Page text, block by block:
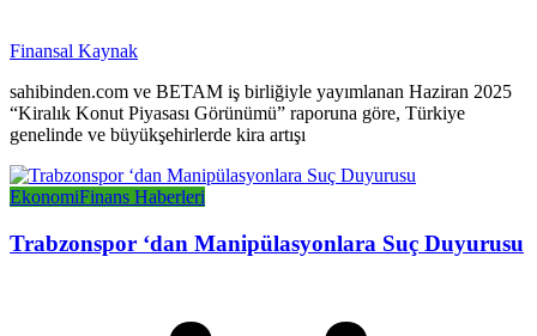
Finansal Kaynak
sahibinden.com ve BETAM iş birliğiyle yayımlanan Haziran 2025
“Kiralık Konut Piyasası Görünümü” raporuna göre, Türkiye
genelinde ve büyükşehirlerde kira artışı
EkonomiFinans Haberleri
Trabzonspor ‘dan Manipülasyonlara Suç Duyurusu